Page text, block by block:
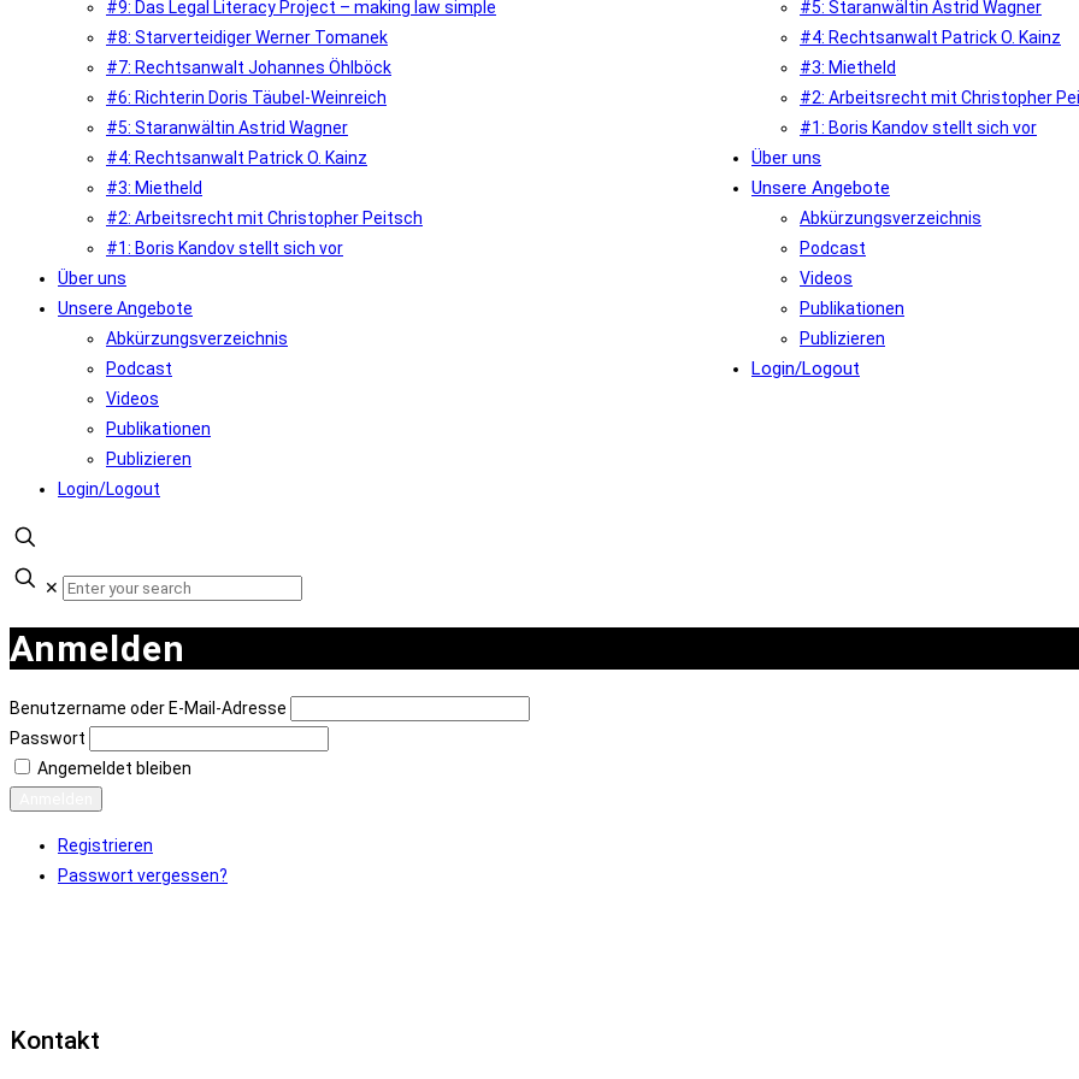
#5: Staranwältin Astrid Wagner
#4: Rechtsanwalt Patrick O. Kainz
#3: Mietheld
#2: Arbeitsrecht mit Christopher
#1: Boris Kandov stellt sich vor
Über uns
Unsere Angebote
Abkürzungsverzeichnis
Podcast
Videos
Publikationen
Publizieren
Login/Logout
#9: Das Legal Literacy Project – making law simple
#8: Starverteidiger Werner Tomanek
#7: Rechtsanwalt Johannes Öhlböck
#6: Richterin Doris Täubel-Weinreich
#5: Staranwältin Astrid Wagner
#4: Rechtsanwalt Patrick O. Kainz
#3: Mietheld
#2: Arbeitsrecht mit Christopher Peitsch
#1: Boris Kandov stellt sich vor
Über uns
Unsere Angebote
Abkürzungsverzeichnis
Podcast
Videos
Publikationen
Publizieren
Login/Logout
✕
Anmelden
Benutzername oder E-Mail-Adresse
Passwort
Angemeldet bleiben
Registrieren
Passwort vergessen?
Kontakt